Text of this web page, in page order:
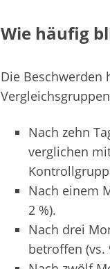
Wie häufig
Die
Nach zehn
verglichen
Nach einem
2 %).
Nach drei
betroffen (vs.